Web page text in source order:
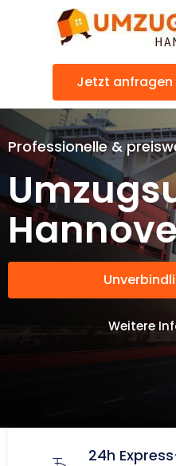
Jetzt anfragen
Professionelle &
Weitere
24h